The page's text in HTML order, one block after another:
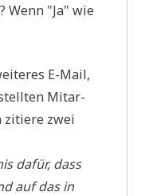
Wenn "Ja" wie
E-Mail,
Mit­ar­
zitie­re zwei
dafür, dass
auf das in